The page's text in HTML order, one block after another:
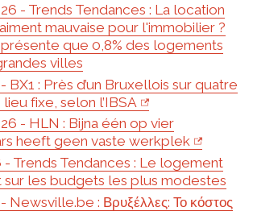
- Trends Tendances : La location
mauvaise pour l'immobilier ?
que 0,8% des logements
villes
: Près d’un Bruxellois sur quatre
fixe, selon l’IBSA
- HLN : Bijna één op vier
heeft geen vaste werkplek
Trends Tendances : Le logement
les budgets les plus modestes
: Βρυξέλλες: Το κόστος